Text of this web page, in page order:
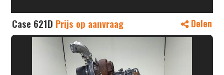
Case 621D Prijs op aanvraag Delen